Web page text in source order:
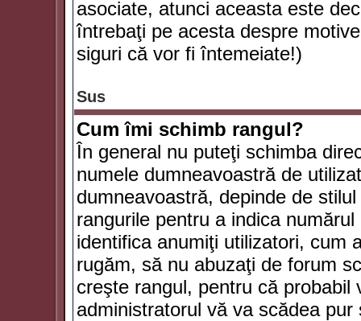
asociate, atunci aceasta este
întrebaţi pe acesta despre
siguri că vor fi întemeiate!)
Sus
Cum îmi schimb rangul?
În general nu puteţi schimba
numele dumneavoastră de
dumneavoastră, depinde de
rangurile pentru a indica
identifica anumiţi utilizatori, cum
rugăm, să nu abuzaţi de forum
creşte rangul, pentru că
administratorul vă va scădea